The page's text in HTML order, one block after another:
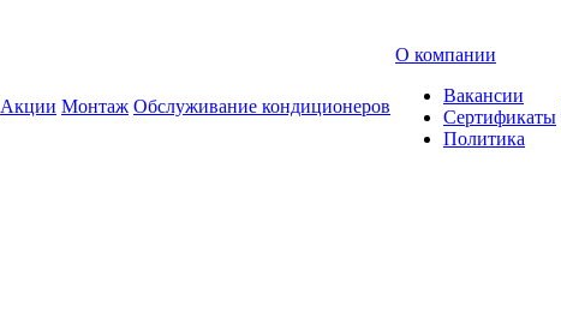
Акции Монтаж Обслуживание кондиционеров
О компании
Вакансии
Сертификаты
Политика